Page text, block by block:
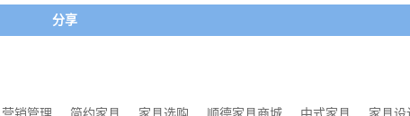
无章的环境会影响气场的流通，从而影响居住者的运势。定期清
顺畅，为居住者带来积极的能量。
考一些风水的原则和建议，但不应过分迷信或依赖。最重要的
们通过吸收空气中的有害气体，如甲醛、苯等，将其转化为氧
中的人们尤为重要，因为城市空气往往较为污染。在室内摆放一
吧，让我们能够呼吸到更加清新的空气。
分享
销管理 简约家具 家具选购 顺德家具商城 中式家具
家具设